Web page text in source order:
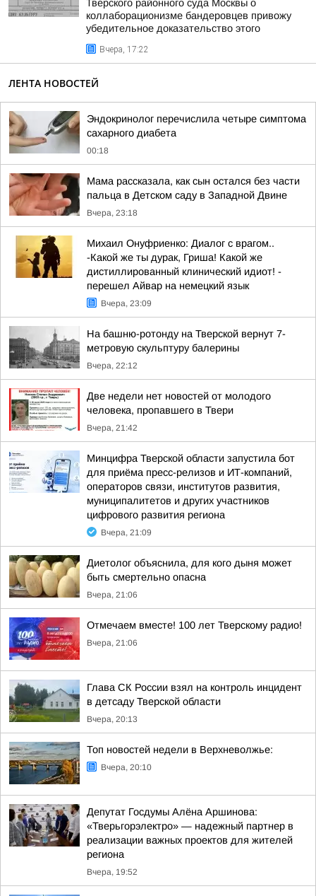
Тверского районного суда Москвы о
коллаборационизме бандеровцев привожу
убедительное доказательство этого
Вчера, 17:22
ЛЕНТА НОВОСТЕЙ
Эндокринолог перечислила четыре симптома
сахарного диабета
00:18
Мама рассказала, как сын остался без части
пальца в Детском саду в Западной Двине
Вчера, 23:18
Михаил Онуфриенко: Диалог с врагом..
-Какой же ты дурак, Гриша! Какой же
дистиллированный клинический идиот! -
перешел Айвар на немецкий язык
Вчера, 23:09
На башню-ротонду на Тверской вернут 7-
метровую скульптуру балерины
Вчера, 22:12
Две недели нет новостей от молодого
человека, пропавшего в Твери
Вчера, 21:42
Минцифра Тверской области запустила бот
для приёма пресс-релизов и ИТ-компаний,
операторов связи, институтов развития,
муниципалитетов и других участников
цифрового развития региона
Вчера, 21:09
Диетолог объяснила, для кого дыня может
быть смертельно опасна
Вчера, 21:06
Отмечаем вместе! 100 лет Тверскому радио!
Вчера, 21:06
Глава СК России взял на контроль инцидент
в детсаду Тверской области
Вчера, 20:13
Топ новостей недели в Верхневолжье:
Вчера, 20:10
Депутат Госдумы Алёна Аршинова:
«Тверьгорэлектро» — надежный партнер в
реализации важных проектов для жителей
региона
Вчера, 19:52